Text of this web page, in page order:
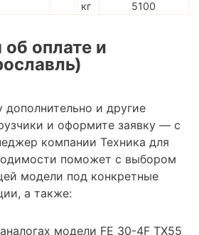
кг 5100
оплате и
дополнительно и другие
и оформите заявку — с
компании Техника для
поможет с выбором
модели под конкретные
а также:
модели FE 30-4F TX55